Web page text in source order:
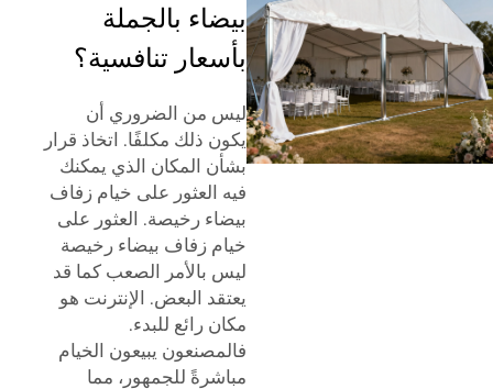
بيضاء بالجملة
بأسعار تنافسية؟
ليس من الضروري أن
يكون ذلك مكلفًا. اتخاذ قرار
بشأن المكان الذي يمكنك
فيه العثور على خيام زفاف
بيضاء رخيصة. العثور على
خيام زفاف بيضاء رخيصة
ليس بالأمر الصعب كما قد
يعتقد البعض. الإنترنت هو
مكان رائع للبدء.
فالمصنعون يبيعون الخيام
مباشرةً للجمهور، مما